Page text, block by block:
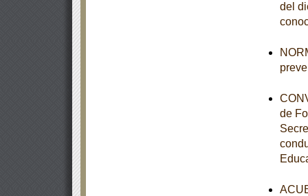
del
de